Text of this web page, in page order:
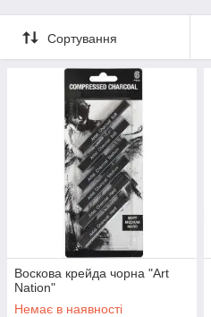
Сортування
Воскова крейда чорна "Art
Nation"
Немає в наявності